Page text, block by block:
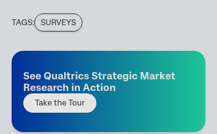
TAGS: SURVEYS
See Qualtrics Strategic Market
Research in Action
Take the Tour